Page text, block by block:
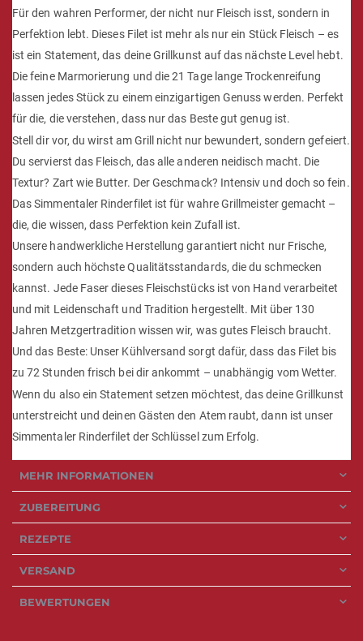
Für den wahren Performer, der nicht nur Fleisch isst, sondern in
Perfektion lebt. Dieses Filet ist mehr als nur ein Stück Fleisch – es
ist ein Statement, das deine Grillkunst auf das nächste Level hebt.
Die feine Marmorierung und die 21 Tage lange Trockenreifung
lassen jedes Stück zu einem einzigartigen Genuss werden. Perfekt
für die, die verstehen, dass nur das Beste gut genug ist.
Stell dir vor, du wirst am Grill nicht nur bewundert, sondern gefeiert.
Du servierst das Fleisch, das alle anderen neidisch macht. Die
Textur? Zart wie Butter. Der Geschmack? Intensiv und doch so fein.
Das Simmentaler Rinderfilet ist für wahre Grillmeister gemacht –
die, die wissen, dass Perfektion kein Zufall ist.
Unsere handwerkliche Herstellung garantiert nicht nur Frische,
sondern auch höchste Qualitätsstandards, die du schmecken
kannst. Jede Faser dieses Fleischstücks ist von Hand verarbeitet
und mit Leidenschaft und Tradition hergestellt. Mit über 130
Jahren Metzgertradition wissen wir, was gutes Fleisch braucht.
Und das Beste: Unser Kühlversand sorgt dafür, dass das Filet bis
zu 72 Stunden frisch bei dir ankommt – unabhängig vom Wetter.
Wenn du also ein Statement setzen möchtest, das deine Grillkunst
unterstreicht und deinen Gästen den Atem raubt, dann ist unser
Simmentaler Rinderfilet der Schlüssel zum Erfolg.
MEHR INFORMATIONEN
ZUBEREITUNG
REZEPTE
VERSAND
BEWERTUNGEN